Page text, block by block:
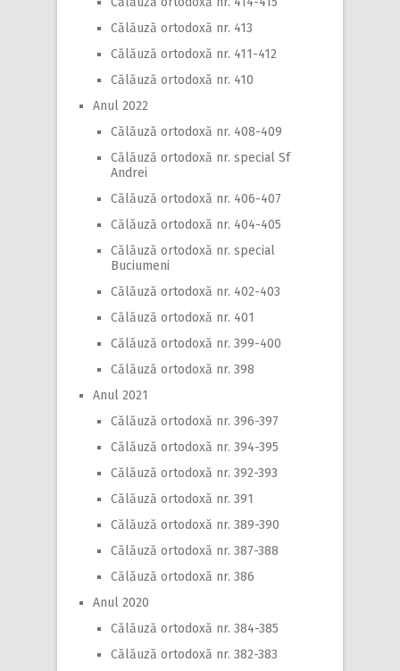
Călăuză ortodoxă nr. 413
Călăuză ortodoxă nr. 411-412
Călăuză ortodoxă nr. 410
Anul 2022
Călăuză ortodoxă nr. 408-409
Călăuză ortodoxă nr. special Sf
Andrei
Călăuză ortodoxă nr. 406-407
Călăuză ortodoxă nr. 404-405
Călăuză ortodoxă nr. special
Buciumeni
Călăuză ortodoxă nr. 402-403
Călăuză ortodoxă nr. 401
Călăuză ortodoxă nr. 399-400
Călăuză ortodoxă nr. 398
Anul 2021
Călăuză ortodoxă nr. 396-397
Călăuză ortodoxă nr. 394-395
Călăuză ortodoxă nr. 392-393
Călăuză ortodoxă nr. 391
Călăuză ortodoxă nr. 389-390
Călăuză ortodoxă nr. 387-388
Călăuză ortodoxă nr. 386
Anul 2020
Călăuză ortodoxă nr. 384-385
Călăuză ortodoxă nr. 382-383